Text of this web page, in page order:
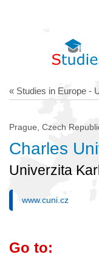
« Studies in Europe -
Prague, Czech
Charles
Univerzita
www.cuni.cz
Go to: